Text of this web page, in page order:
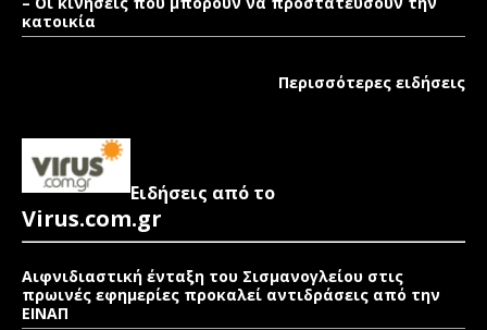
κατοικία
Περισσότερες ειδήσεις
Ειδήσεις από το
Virus.com.gr
Αιφνιδιαστική ένταξη του Σισμανογλείου στις
πρωινές εφημερίες προκαλεί αντιδράσεις από την
ΕΙΝΑΠ